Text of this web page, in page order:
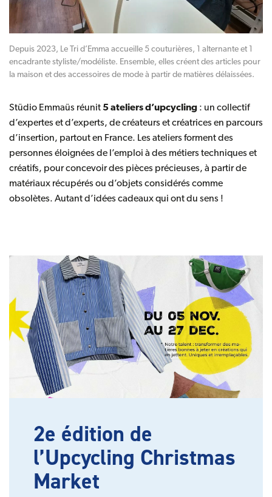
Depuis 2023, Le Tri d’Emma accueille 5 couturières, 1 alternante et 1
encadrante styliste/modéliste. Ensemble, elles créent des articles pour
la maison et des accessoires de mode à partir de matières délaissées.
Stüdio Emmaüs réunit 5 ateliers d’upcycling : un collectif
d’expertes et d’experts, de créateurs et créatrices en parcours
d’insertion, partout en France. Les ateliers forment des
personnes éloignées de l’emploi à des métiers techniques et
créatifs, pour concevoir des pièces précieuses, à partir de
matériaux récupérés ou d’objets considérés comme
obsolètes. Autant d’idées cadeaux qui ont du sens !
2e édition de
l’Upcycling Christmas
Market